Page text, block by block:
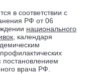
в соответствии с
РФ от 06
национального
, календаря
постановлением
врача РФ.